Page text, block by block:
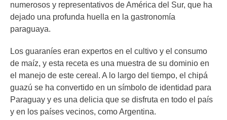
numerosos y representativos de América del Sur, que ha
dejado una profunda huella en la gastronomía
paraguaya.
Los guaraníes eran expertos en el cultivo y el consumo
de maíz, y esta receta es una muestra de su dominio en
el manejo de este cereal. A lo largo del tiempo, el chipá
guazú se ha convertido en un símbolo de identidad para
Paraguay y es una delicia que se disfruta en todo el país
y en los países vecinos, como Argentina.